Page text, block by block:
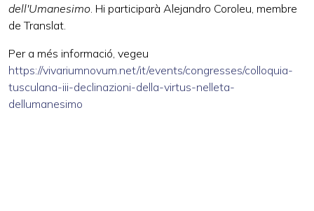
dell'Umanesimo . Hi participarà Alejandro Coroleu, membre
de Translat.
Per a més informació, vegeu
https://vivariumnovum.net/it/events/congresses/colloquia-
tusculana-iii-declinazioni-della-virtus-nelleta-
dellumanesimo